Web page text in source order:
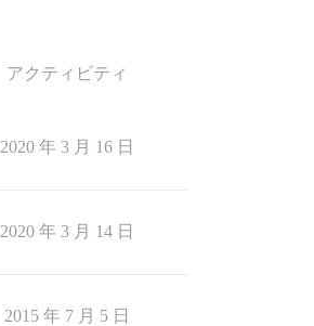
アクティビティ
2020 年 3 月 16 日
2020 年 3 月 14 日
2015 年 7 月 5 日